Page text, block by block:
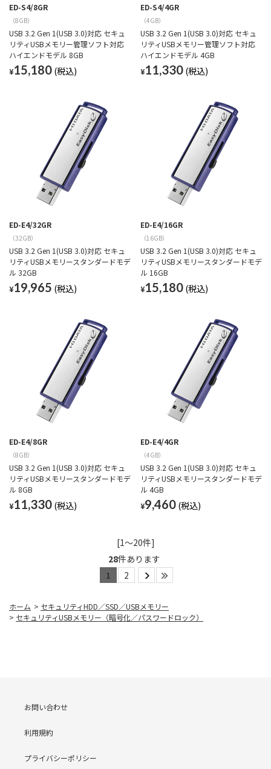
ED-S4/8GR
（8GB）
USB 3.2 Gen 1(USB 3.0)対応 セキュ
リティUSBメモリー管理ソフト対応
ハイエンドモデル 8GB
¥15,180
ED-S4/4GR
（4GB）
USB 3.2 Gen 1(USB 3.0)対応 セキュ
リティUSBメモリー管理ソフト対応
ハイエンドモデル 4GB
¥11,330
ED-E4/32GR
（32GB）
USB 3.2 Gen 1(USB 3.0)対応 セキュ
リティUSBメモリースタンダードモデ
ル 32GB
¥19,965
ED-E4/16GR
（16GB）
USB 3.2 Gen 1(USB 3.0)対応 セキュ
リティUSBメモリースタンダードモデ
ル 16GB
¥15,180
ED-E4/8GR
（8GB）
USB 3.2 Gen 1(USB 3.0)対応 セキュ
リティUSBメモリースタンダードモデ
ル 8GB
¥11,330
ED-E4/4GR
（4GB）
USB 3.2 Gen 1(USB 3.0)対応 セキュ
リティUSBメモリースタンダードモデ
ル 4GB
¥9,460
[1～20件]
28件あります
1
2
ホーム > セキュリティHDD／SSD／USBメモリー
> セキュリティUSBメモリー（暗号化／パスワードロック）
お問い合わせ
利用規約
プライバシーポリシー